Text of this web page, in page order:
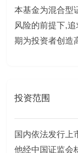
本基金为混合型
风险的前提下,
期为投资者创造
投资范围
国内依法发行上
他经中国证监会